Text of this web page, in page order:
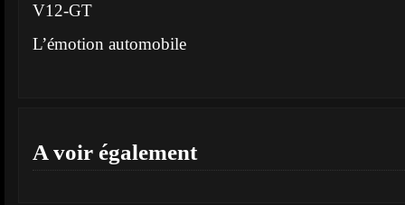
V12-GT
L’émotion automobile
A voir également